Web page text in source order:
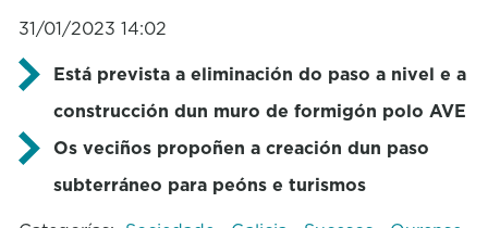
31/01/2023 14:02
Está prevista a eliminación do paso a nivel e a
construcción dun muro de formigón polo AVE
Os veciños propoñen a creación dun paso
subterráneo para peóns e turismos